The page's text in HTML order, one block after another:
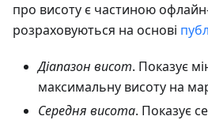
про висоту є частиною
розраховуються на основі
Діапазон висот. Показує
максимальну висоту на
Середня висота. Показує